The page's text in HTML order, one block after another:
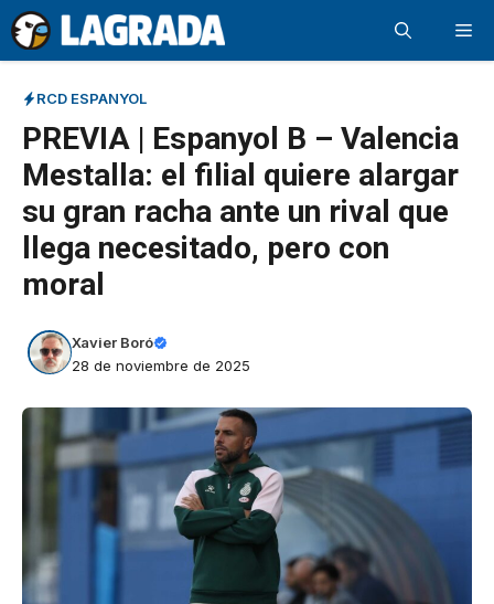
Saltar
al
contenido
RCD ESPANYOL
PREVIA | Espanyol B – Valencia
Mestalla: el filial quiere alargar
su gran racha ante un rival que
llega necesitado, pero con
moral
Xavier Boró
28 de noviembre de 2025